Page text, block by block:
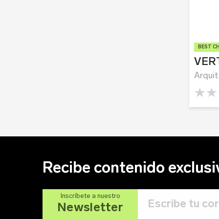
BEST
0.0
Recibe contenido
Inscríbete a nuestro
Newsletter